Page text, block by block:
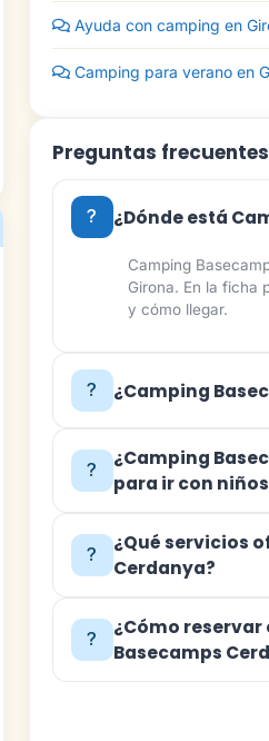
Ayuda con camping en
Camping para verano en
Preguntas frecuentes
¿Dónde está
Camping
Girona. En la ficha
y cómo llegar.
¿Camping
¿Camping
para ir con
¿Qué servicios
Cerdanya?
¿Cómo
Basecamps